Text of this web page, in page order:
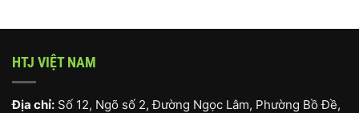
HTJ VIỆT NAM
Địa chỉ: Số 12, Ngõ số 2, Đường Ngọc Lâm, Phường Bồ Đề,